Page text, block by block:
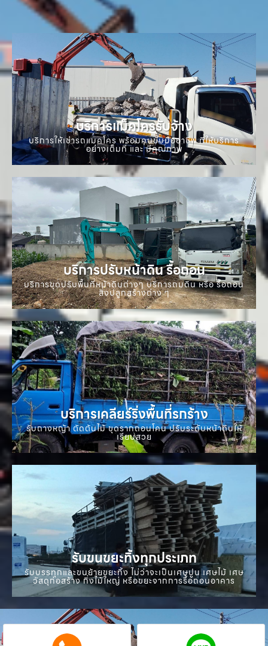
บริการแม็คโครรับจ้าง
บริการให้เช่ารถแมคโคร พร้อมคนขับมืออาชีพ ที่ให้บริการ
อย่างเต็มที่ และ มีคุณภาพ
บริการปรับหน้าดิน รื้อถอน
บริการขุดปรับพื้นที่หน้าดินต่างๆ บริการถมดิน หรือ รื้อถอน
สิ่งปลูกสร้างต่าง ๆ
บริการเคลียร์ริ่งพื้นที่รกร้าง
รับถางหญ้า ตัดต้นไม้ ขุดรากถอนโคน ปรับระดับหน้าดินให้
เรียบสวย
รับขนขยะทิ้งทุกประเภท
รับบรรทุกและขนย้ายขยะทิ้ง ไม่ว่าจะเป็นเศษปูน เศษไม้ เศษ
วัสดุก่อสร้าง กิ่งไม้ใหญ่ หรือขยะจากการรื้อถอนอาคาร